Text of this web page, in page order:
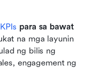
KPIs para sa bawat
na mga layunin
ng bilis ng
engagement ng